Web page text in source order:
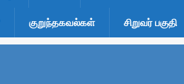
குறுந்தகவல்கள் சிறுவர் பகுதி